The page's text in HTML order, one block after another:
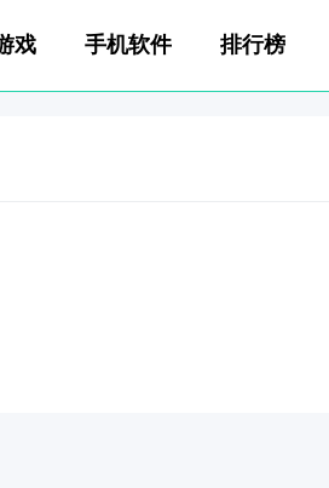
戏 手机软件 排行榜